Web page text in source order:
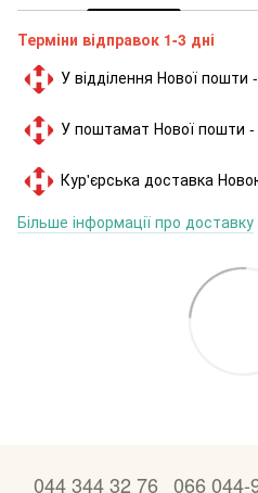
Терміни відправок 1-3 дні
У відділення Нової пошти
У поштамат Нової пошти -
Кур'єрська доставка
Більше інформації про доставку
044 344 32 76 066 044-